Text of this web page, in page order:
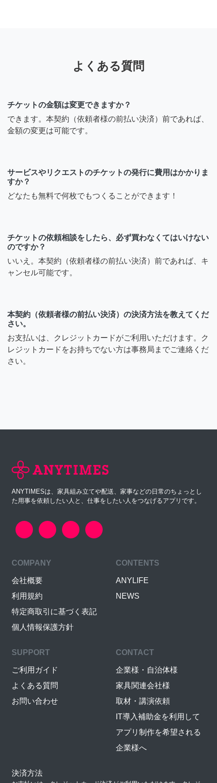
よくある質問
チケットの金額は変更できますか？
できます。本契約（依頼者様の前払い決済）前であれば、
金額の変更は可能です。
サービスやリクエストのチケットの発行に費用はかかりま
すか？
どなたも無料で何枚でもつくることができます！
チケットの依頼相談をしたら、必ず買わなくてはいけない
のですか？
いいえ。本契約（依頼者様の前払い決済）前であれば、キ
ャンセル可能です。
本契約（依頼者様の前払い決済）の決済方法を教えてくだ
さい。
お支払いは、クレジットカードがご利用いただけます。ク
レジットカードをお持ちでない方は事務局までご連絡くだ
さい。
ANYTIMESは、家具組み立てや配送、家事などの日常のちょっとし
た用事を依頼したい人と、仕事をしたい人をつなげるアプリです。
COMPANY
会社概要
利用規約
特定商取引に基づく表記
個人情報保護方針
CONTENTS
ANYLIFE
NEWS
SUPPORT
ご利用ガイド
よくある質問
お問い合わせ
CONTACT
企業様・自治体様
家具関連会社様
取材・講演依頼
IT導入補助金を利用して
アプリ制作を希望される
企業様へ
決済方法